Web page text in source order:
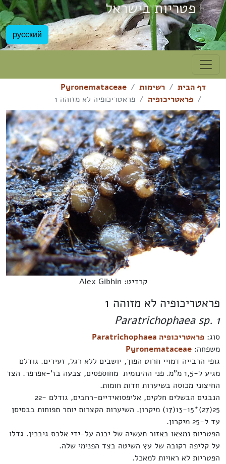
פטריות בישראל
русский
דף הבית רשימות
Pyronemataceae
פראטריכופיה
פראטריכופיה לא מזוהה 1
קרדיט: Alex Gibhin
פראטריכופיה לא מזוהה 1
Paratrichophaea sp. 1
סוג:פראטריכופיה Paratrichophaea
משפחה:Pyronemataceae
גופי הרבייה דמויי חרוט הפוך, יושבים ללא רגל, זעירים. גודלם
מגיע ל-1,5 מ"מ. פני ההינומית מחוספסים, צבעה בז'-אפרפר. הצד
החיצוני מכוסה בשיערות חדות חומות.
הנבגים הבשלים חלקים, אליפסואידיים-רחבים, גודלם 22-
25(27)*13-15(17) מיקרון. השיערות הקצרות יותר תפוחות בבסיסן
עד ל-25 מיקרון.
הפטריות נמצאו באזור תעשיה של יבנה על-ידי אלכס גיבכין. גדלו
על קליפה רקובה של עץ השיטה בצד הפנימי שלה.
הפטריות לא ראויות למאכל.